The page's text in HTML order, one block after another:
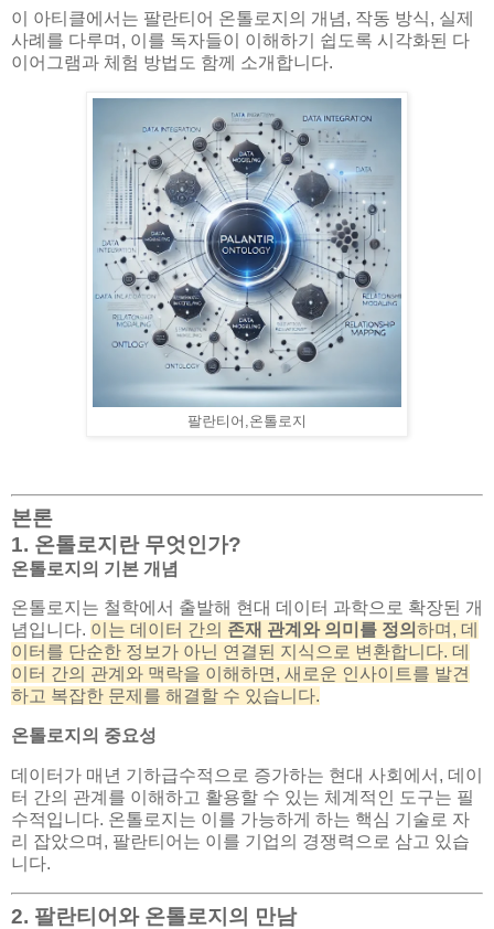
이 아티클에서는 팔란티어 온톨로지의 개념, 작동 방식, 실제
사례를 다루며, 이를 독자들이 이해하기 쉽도록 시각화된 다
이어그램과 체험 방법도 함께 소개합니다.
팔란티어,온톨로지
본론
1. 온톨로지란 무엇인가?
온톨로지의 기본 개념
온톨로지는 철학에서 출발해 현대 데이터 과학으로 확장된 개
념입니다. 이는 데이터 간의 존재 관계와 의미를 정의 하며, 데
이터를 단순한 정보가 아닌 연결된 지식으로 변환합니다. 데
이터 간의 관계와 맥락을 이해하면, 새로운 인사이트를 발견
하고 복잡한 문제를 해결할 수 있습니다.
온톨로지의 중요성
데이터가 매년 기하급수적으로 증가하는 현대 사회에서, 데이
터 간의 관계를 이해하고 활용할 수 있는 체계적인 도구는 필
수적입니다. 온톨로지는 이를 가능하게 하는 핵심 기술로 자
리 잡았으며, 팔란티어는 이를 기업의 경쟁력으로 삼고 있습
니다.
2. 팔란티어와 온톨로지의 만남